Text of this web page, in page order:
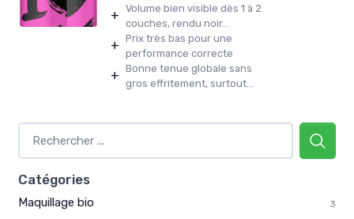
+ Volume bien visible dès 1 à 2
couches, rendu noir...
+ Prix très bas pour une
performance correcte
+ Bonne tenue globale sans
gros effritement, surtout...
Catégories
Maquillage bio 3